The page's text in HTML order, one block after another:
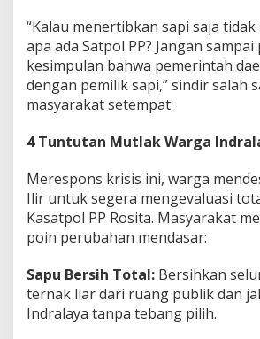
“Kalau menertibkan sapi saja
apa ada Satpol PP? Jangan
kesimpulan bahwa pemerintah
dengan pemilik sapi,” sindir salah
masyarakat setempat.
4 Tuntutan Mutlak Warga
Merespons krisis ini, warga
Ilir untuk segera mengevaluasi
Kasatpol PP Rosita. Masyarakat
poin perubahan mendasar:
Sapu Bersih Total: Bersihkan
ternak liar dari ruang publik dan
Indralaya tanpa tebang pilih.